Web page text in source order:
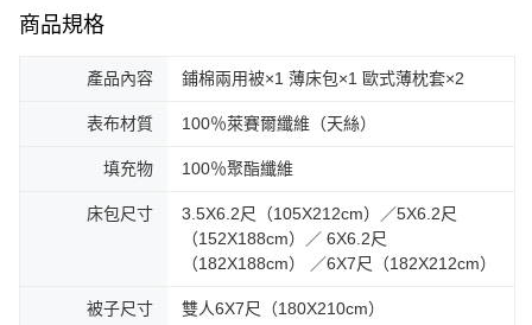
商品規格
產品內容 鋪棉兩用被×1 薄床包×1 歐式薄枕套×2
表布材質 100％萊賽爾纖維（天絲）
填充物 100％聚酯纖維
床包尺寸
3.5X6.2尺（105X212cm）／5X6.2尺
（152X188cm）／ 6X6.2尺
（182X188cm） ／6X7尺（182X212cm）
被子尺寸 雙人6X7尺（180X210cm）